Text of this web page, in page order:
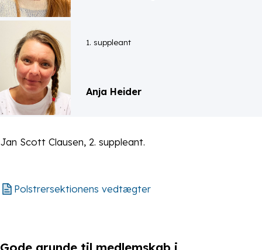
1. suppleant
Anja Heider
Jan Scott Clausen, 2. suppleant.
Polstrersektionens vedtægter